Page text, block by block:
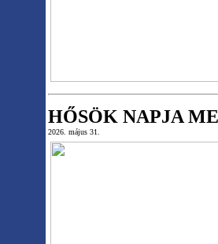
HŐSÖK NAPJA
2026. május 31.